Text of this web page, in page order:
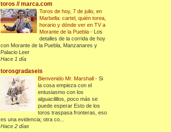
toros // marca.com
Toros de hoy, 7 de julio, en
Marbella: cartel, quién torea,
horario y dónde ver en TV a
Morante de la Puebla- Los
detalles de la corrida de hoy
con Morante de la Puebla, Manzanares y
Palacio Leer
Hace 1 día
torosgradaseis
Bienvenido Mr. Marshall-Si
la cosa empieza con el
entusiasmo con los
alguacilillos, poco más se
puede esperar Esto de los
toros traspasa fronteras, eso
es una evidencia; otra co...
Hace 2 días